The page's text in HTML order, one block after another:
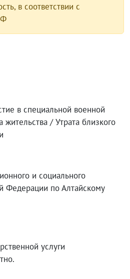
в соответствии с
в специальной военной
/ Утрата близкого
и социального
Федерации по Алтайскому
услуги